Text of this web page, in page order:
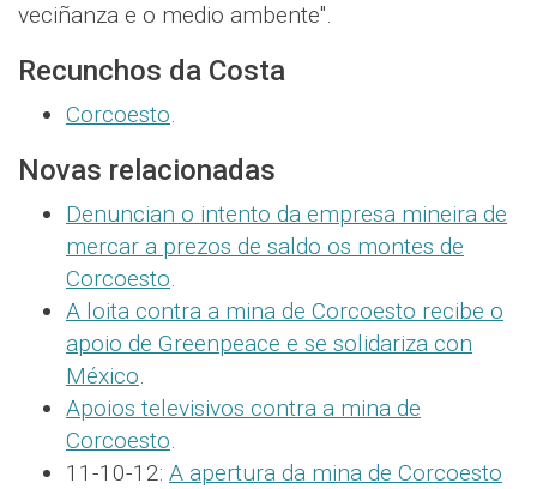
veciñanza e o medio ambente".
Recunchos da Costa
Corcoesto.
Novas relacionadas
Denuncian o intento da empresa mineira de
mercar a prezos de saldo os montes de
Corcoesto.
A loita contra a mina de Corcoesto recibe o
apoio de Greenpeace e se solidariza con
México.
Apoios televisivos contra a mina de
Corcoesto.
11-10-12: A apertura da mina de Corcoesto